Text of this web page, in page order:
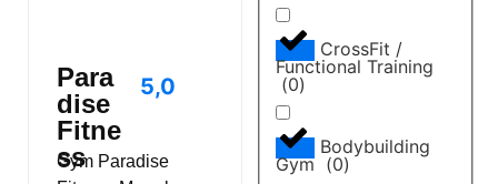
CrossFit /
Functional Training
(0)
Bodybuilding
Gym (0)
Para
dise
Fitne
ss
5,0
Gym Paradise